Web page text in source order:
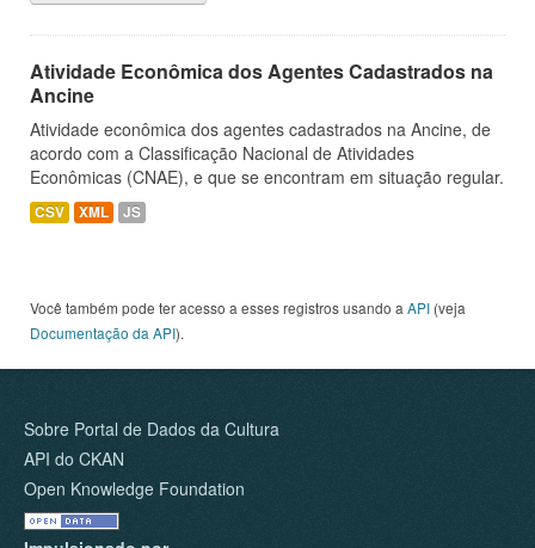
Atividade Econômica dos Agentes Cadastrados na
Ancine
Atividade econômica dos agentes cadastrados na Ancine, de
acordo com a Classificação Nacional de Atividades
Econômicas (CNAE), e que se encontram em situação regular.
CSV XML JS
Você também pode ter acesso a esses registros usando a API (veja
Documentação da API).
Sobre Portal de Dados da Cultura
API do CKAN
Open Knowledge Foundation